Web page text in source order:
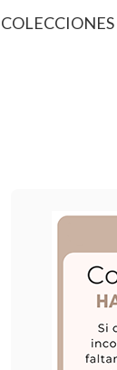
COLECCIONES